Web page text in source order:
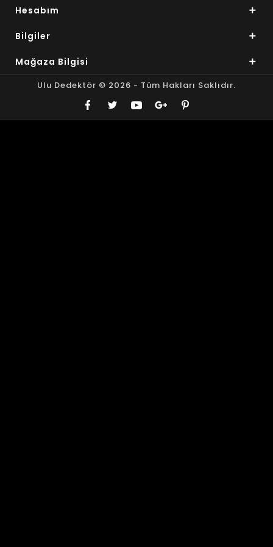
Hesabım
Bilgiler
Mağaza Bilgisi
Ulu Dedektör © 2026 - Tüm Hakları Saklıdır.